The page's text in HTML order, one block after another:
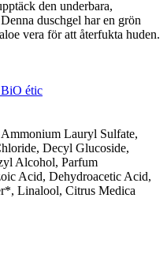
den underbara,
duschgel har en grön
vera för att återfukta huden.
étic
Lauryl Sulfate,
Decyl Glucoside,
Alcohol, Parfum
Acid, Dehydroacetic Acid,
Linalool, Citrus Medica